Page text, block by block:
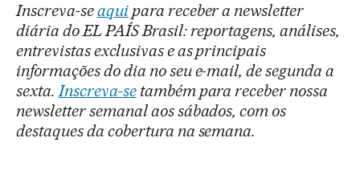
Inscreva-seaquipara receber a newsletter
diária do EL PAÍS Brasil: reportagens, análises,
entrevistas exclusivas e as principais
informações do dia no seu e-mail, de segunda a
sexta.Inscreva-setambém para receber nossa
newsletter semanal aos sábados, com os
destaques da cobertura na semana.